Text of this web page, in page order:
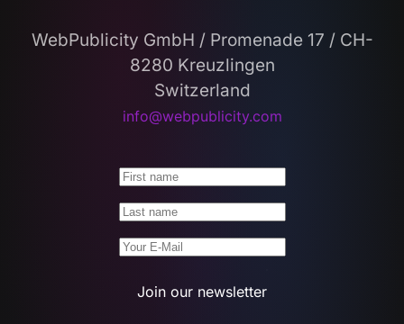
WebPublicity GmbH / Promenade 17 / CH-
8280 Kreuzlingen
Switzerland
info@webpublicity.com
Join our newsletter